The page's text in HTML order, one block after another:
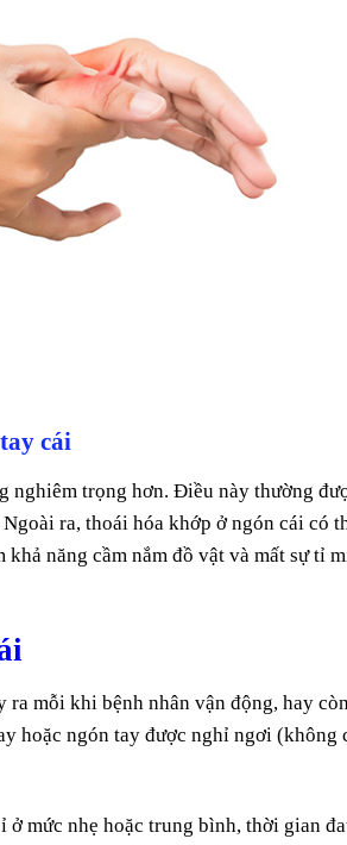
cái
nghiêm trọng hơn. Điều này thường
ra, thoái hóa khớp ở ngón cái có
năng cầm nắm đồ vật và mất sự tỉ
ra mỗi khi bệnh nhân vận động, hay
hoặc ngón tay được nghỉ ngơi (không
mức nhẹ hoặc trung bình, thời gian